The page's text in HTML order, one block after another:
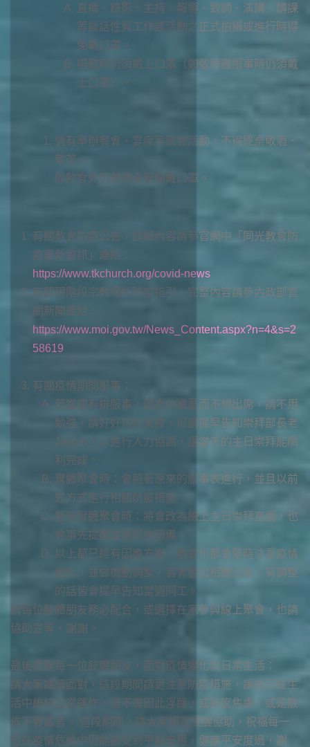
直播、錄影、主持、報導、致詞、演講、講課
等談話性質工作或活動之正式拍攝或進行時得
免戴口罩。
唱歌時仍須戴上口罩（如敬拜團服事時仍須戴
上口罩）。
倘有舉辦餐會、宴席等飲食活動，不得逐桌敬酒、
敬茶。
除飲食外仍然須全程佩戴口罩。
有關教會防疫公告，詳細內容請參官網中「同光教會防
疫最新資訊」連結：
https://www.tkchurch.org/covid-news
有關現階段宗教場所防疫指引，完整內容請參內政部官
網新聞連結：
https://www.moi.gov.tw/News_Content.aspx?n=4&s=2
58619
有關疫情期間服事：
若當週有排服事，但真的擔憂而不想出席，請不用
勉強，請好好待在家裡，但請提早告知崇拜部長老
Jasper，以進行人力協調，讓當天的主日崇拜能順
利完成。
實體聚會時：會照著原來的服事表進行，並且以前
述方式進行相關防疫措施。
暫停實體聚會時：將會改為線上主日崇拜直播，也
會事先提醒當週司會預備。
以上都已經有因應方案，教會也都會隨時注意疫情
變化，並做機動調整，皆會發出相關公告；有調整
的話皆會提早告知當週同工。
請每位肢體朋友務必配合，或選擇在家參與線上聚會，也請
協助宣導，謝謝。
最後提醒每一位肢體朋友，面對疫情變化與日常生活：
請大家謹慎面對，這段期間請更注意防疫措施，讓自己在生
活中維持正常運作，但不需因此浮躁，或過度焦慮，或是散
佈不實謠言。 這段期間，請大家相互提醒協助，祝福每一
位在疫情危機中仍能感受到平靜安穩，健康平安度過，謝